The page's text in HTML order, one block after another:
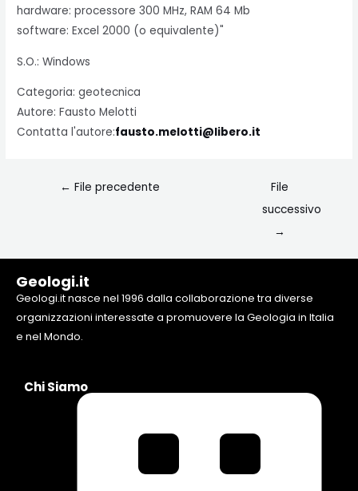
hardware: processore 300 MHz, RAM 64 Mb
software: Excel 2000 (o equivalente)"
S.O.: Windows
Categoria: geotecnica
Autore: Fausto Melotti
Contatta l'autore:fausto.melotti@libero.it
← File precedente
File
successivo
→
Geologi.it
Geologi.it nasce nel 1996 dalla collaborazione tra diverse
organizzazioni interessate a promuovere la Geologia in Italia
e nel Mondo.
Chi Siamo